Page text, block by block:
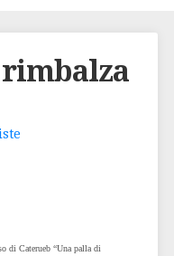
rimbalza
di Caterueb “Una palla di